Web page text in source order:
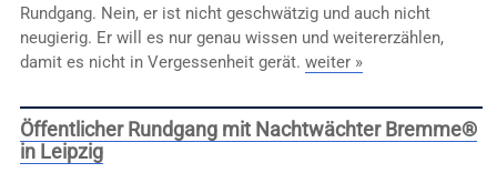
Rundgang. Nein, er ist nicht geschwätzig und auch nicht
neugierig. Er will es nur genau wissen und weitererzählen,
damit es nicht in Vergessenheit gerät. weiter »
Öffentlicher Rundgang mit Nachtwächter Bremme®
in Leipzig